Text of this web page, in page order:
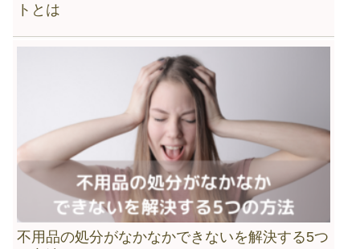
トとは
不用品の処分がなかなかできないを解決する5つ